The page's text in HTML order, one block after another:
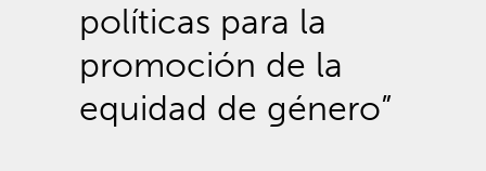
políticas para la
promoción de la
equidad de género”